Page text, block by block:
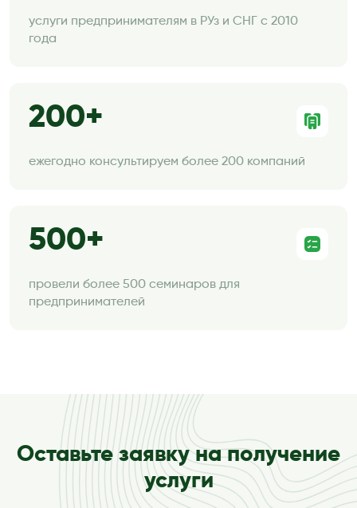
услуги предпринимателям в РУз и СНГ с 2010
года
200
ежегодно консультируем более 200 компаний
500
провели более 500 семинаров для
предпринимателей
Оставьте заявку на получение
услуги